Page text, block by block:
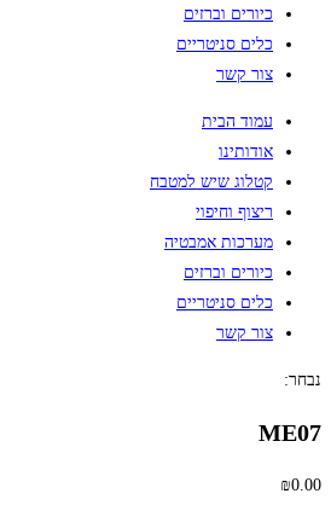
כיורים וברזים
כלים סניטריים
צור קשר
עמוד הבית
אודותינו
קטלוג שיש למטבח
ריצוף וחיפוי
מערכות אמבטיה
כיורים וברזים
כלים סניטריים
צור קשר
נבחר:
ME07
₪0.00